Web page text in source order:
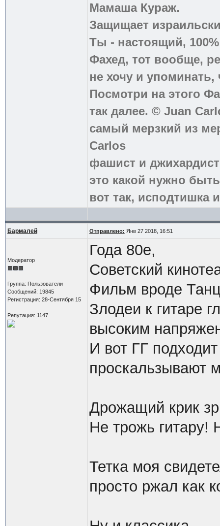
Мамаша Кураж.
Защищает
Ты - настоящий,
Фахед, тот вообще,
не хочу и
Посмотри на этого
так далее. © Juan
самый мерзкий из
Carlos
фашист и
это какой нужно
вот так, исподтишка
Бармалей Отправлено: Янв 27 2018, 16:51
Модератор
Группа: Пользователи
Сообщений: 19845
Регистрация: 28-Сентября 15
Репутация: 1147
Года 80е,
Советский
Фильм вроде
Злодеи к гитаре
высоким
И вот ГГ
проскальзывают
Дрожащий крик
Не трожь гитару!
Тетка моя
просто ржал как